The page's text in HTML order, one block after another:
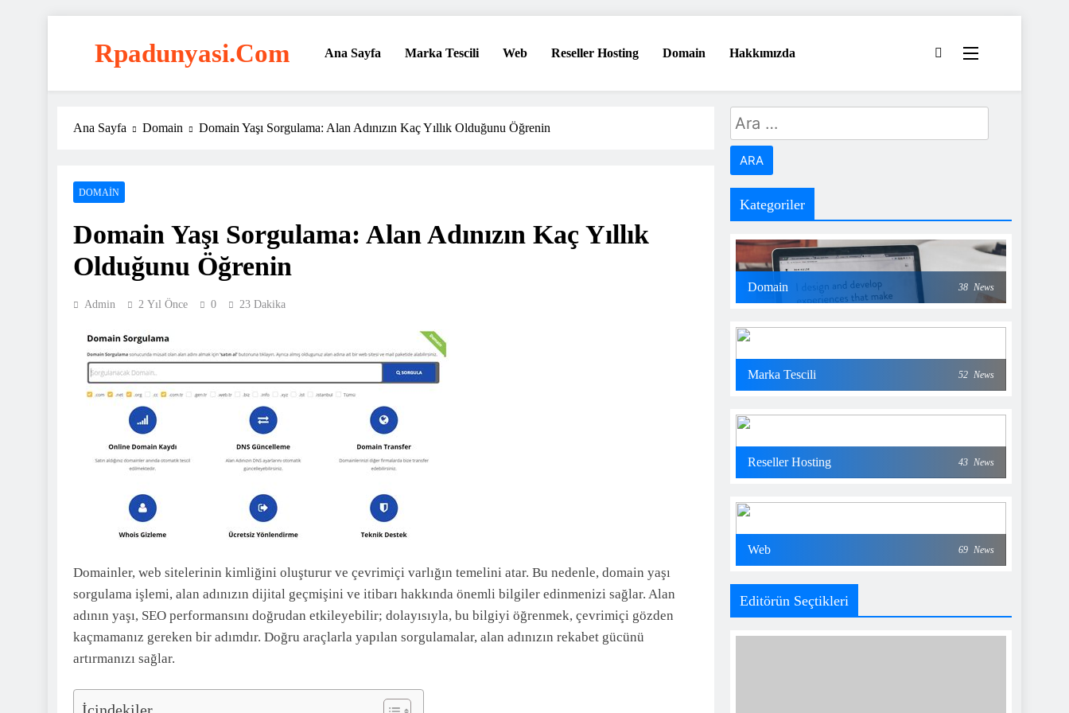
Rpadunyasi.com Ana Sayfa Marka Tescili Web Reseller Hosting Domain Hakkımızda
Ana Sayfa Domain Domain Yaşı Sorgulama: Alan Adınızın Kaç Yıllık Olduğunu Öğrenin
DOMAIN
Domain Yaşı Sorgulama: Alan Adınızın Kaç Yıllık
Olduğunu Öğrenin
Admin 2 Yıl Önce 0 23 Dakika
Domainler, web sitelerinin kimliğini oluşturur ve çevrimiçi varlığın temelini atar. Bu nedenle, domain yaşı
sorgulama işlemi, alan adınızın dijital geçmişini ve itibarı hakkında önemli bilgiler edinmenizi sağlar. Alan
adının yaşı, SEO performansını doğrudan etkileyebilir; dolayısıyla, bu bilgiyi öğrenmek, çevrimiçi gözden
kaçmamanız gereken bir adımdır. Doğru araçlarla yapılan sorgulamalar, alan adınızın rekabet gücünü
artırmanızı sağlar.
İçindekiler
Arama:
Kategoriler
Domain 38 News
Marka Tescili 52 News
Reseller Hosting 43 News
Web 69 News
Editörün Seçtikleri